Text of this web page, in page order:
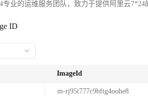
专业的运维服务团队，致力于提供阿里云7*24
ID
ImageId
m-rj95t777c9bftg4oohe8